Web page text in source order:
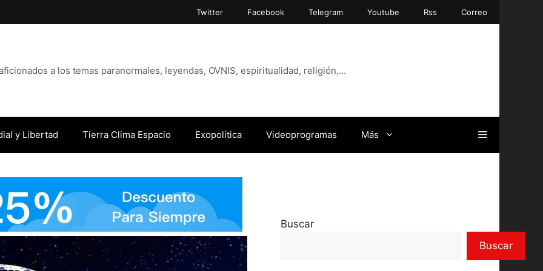
Twitter Facebook Telegram Youtube Rss Correo
a los temas paranormales, leyendas, OVNIS, espiritualidad, religión,…
y Libertad Tierra Clima Espacio Exopolítica Videoprogramas Más
Buscar
Buscar